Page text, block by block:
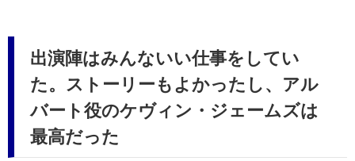
出演陣はみんないい仕事をしてい
た。ストーリーもよかったし、アル
バート役のケヴィン・ジェームズは
最高だった